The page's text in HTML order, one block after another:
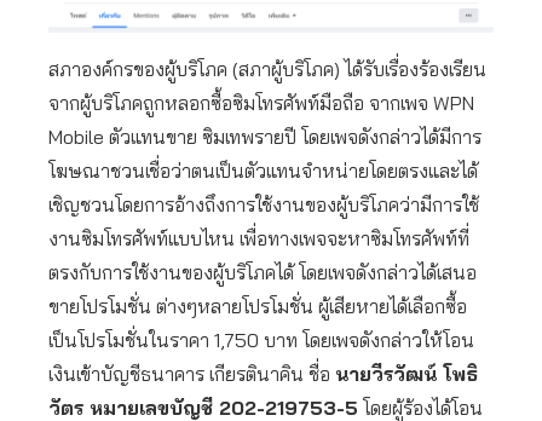
สภาองค์กรของผู้บริโภค (สภาผู้บริโภค) ได้รับเรื่องร้องเรียน
จากผู้บริโภคถูกหลอกซื้อซิมโทรศัพท์มือถือ จากเพจ WPN
Mobile ตัวแทนขาย ซิมเทพรายปี โดยเพจดังกล่าวได้มีการ
โฆษณาชวนเชื่อว่าตนเป็นตัวแทนจำหน่ายโดยตรงและได้
เชิญชวนโดยการอ้างถึงการใช้งานของผู้บริโภคว่ามีการใช้
งานซิมโทรศัพท์แบบไหน เพื่อทางเพจจะหาซิมโทรศัพท์ที่
ตรงกับการใช้งานของผู้บริโภคได้ โดยเพจดังกล่าวได้เสนอ
ขายโปรโมชั่น ต่างๆหลายโปรโมชั่น ผู้เสียหายได้เลือกซื้อ
เป็นโปรโมชั่นในราคา 1,750 บาท โดยเพจดังกล่าวให้โอน
เงินเข้าบัญชีธนาคาร เกียรตินาคิน ชื่อ นายวีรวัฒน์ โพธิ
วัตร หมายเลขบัญชี 202-219753-5 โดยผู้ร้องได้โอน